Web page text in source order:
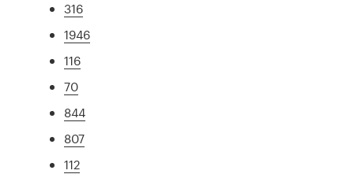
316
1946
116
70
844
807
112